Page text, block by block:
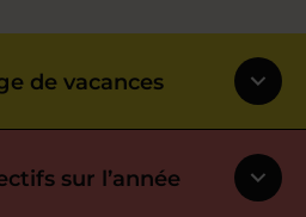
de vacances
sur l’année